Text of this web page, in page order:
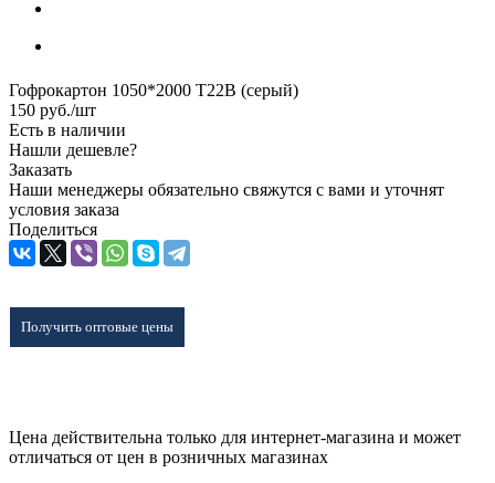
Гофрокартон 1050*2000 Т22В (серый)
150 руб./шт
Есть в наличии
Нашли дешевле?
Заказать
Наши менеджеры обязательно свяжутся с вами и уточнят
условия заказа
Поделиться
Получить оптовые цены
Цена действительна только для интернет-магазина и может
отличаться от цен в розничных магазинах